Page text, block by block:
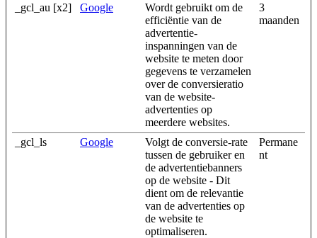
_gcl_au [x2] Google
Wordt gebruikt om de
efficiëntie van de
advertentie-
inspanningen van de
website te meten door
gegevens te verzamelen
over de conversieratio
van de website-
advertenties op
meerdere websites.
3
maanden
_gcl_ls Google
Volgt de conversie-rate
tussen de gebruiker en
de advertentiebanners
op de website - Dit
dient om de relevantie
van de advertenties op
de website te
optimaliseren.
Permane
nt